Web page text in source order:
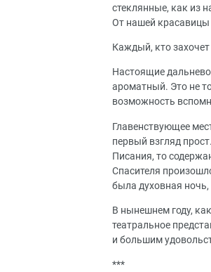
стеклянные, как из
От нашей красавицы
Каждый, кто
Настоящие
ароматный. Это не
возможность
Главенствующее
первый взгляд
Писания, то
Спасителя
была духовная ночь,
В нынешнем году,
театральное
и большим
***